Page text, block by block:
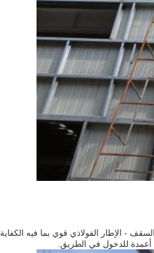
- الإطار الفولاذي قوي بما فيه الكفاية